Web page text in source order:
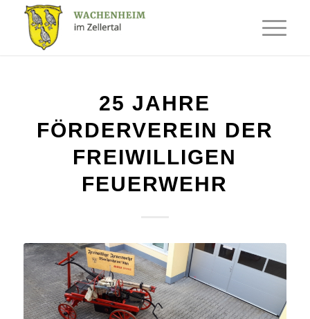
25 JAHRE
FÖRDERVEREIN DER
FREIWILLIGEN
FEUERWEHR